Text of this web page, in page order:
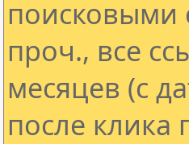
поисковыми
проч., все
месяцев (с
после клика